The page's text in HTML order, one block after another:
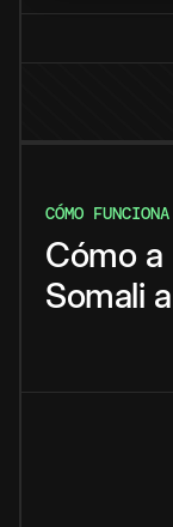
CÓMO FUNCIONA
Cómo a
Somali a